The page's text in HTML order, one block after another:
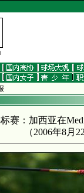
赛：加西亚在
（2006年8月